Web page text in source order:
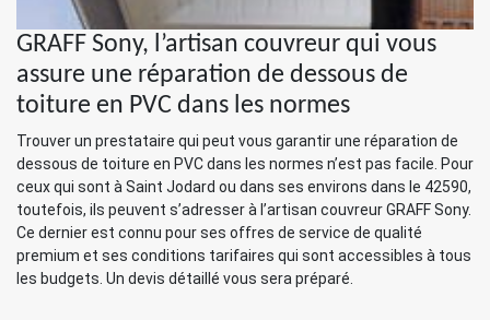
GRAFF Sony, l’artisan couvreur qui vous
assure une réparation de dessous de
toiture en PVC dans les normes
Trouver un prestataire qui peut vous garantir une réparation de
dessous de toiture en PVC dans les normes n’est pas facile. Pour
ceux qui sont à Saint Jodard ou dans ses environs dans le 42590,
toutefois, ils peuvent s’adresser à l’artisan couvreur GRAFF Sony.
Ce dernier est connu pour ses offres de service de qualité
premium et ses conditions tarifaires qui sont accessibles à tous
les budgets. Un devis détaillé vous sera préparé.